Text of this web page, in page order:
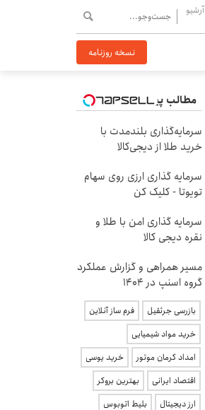
آرشیو
نسخه روزنامه
مطالب پیشنهادی
سرمایه‌گذاری بلندمدت با
خرید طلا از دیجی‌کالا
سرمایه گذاری ارزی روی سهام
تویوتا - کلیک کن
سرمایه گذاری امن با طلا و
نقره دیجی کالا
مسیر همراهی و گزارش عملکرد
گروه اسنپ در ۱۴۰۴
بازرسی جرثقیل
فرم ساز آنلاین
خرید مواد شیمیایی
امداد کرمان موتور
خرید یوسی
اقتصاد ایرانی
بهترین بروکر
ارز دیجیتال
بلیط اتوبوس